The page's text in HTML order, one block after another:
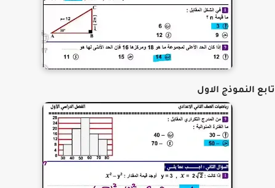
النموذج الاول